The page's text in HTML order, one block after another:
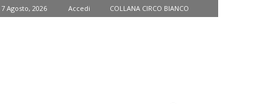
Agosto, 2026 Accedi COLLANA CIRCO BIANCO